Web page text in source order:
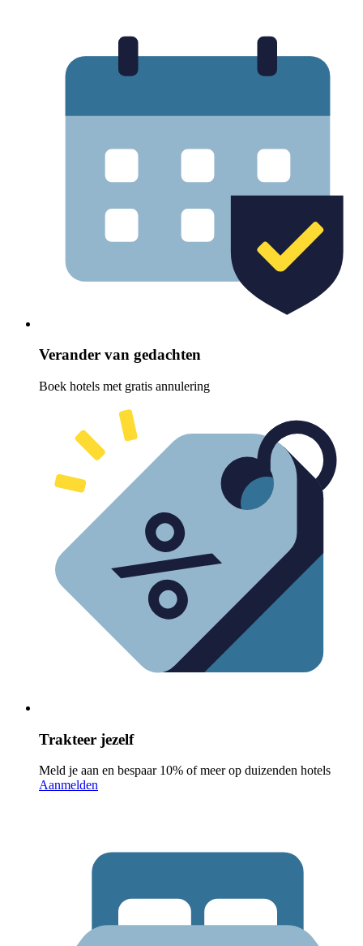
Verander van gedachten
Boek hotels met gratis annulering
Trakteer jezelf
Meld je aan en bespaar 10% of meer op duizenden hotels
Aanmelden